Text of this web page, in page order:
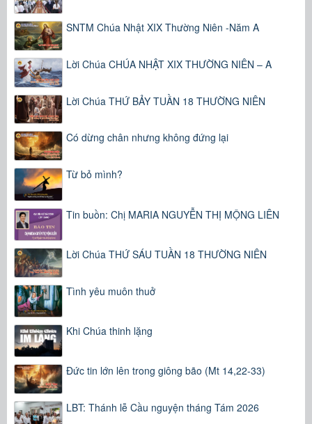
SNTM Chúa Nhật XIX Thường Niên -Năm A
Lời Chúa CHÚA NHẬT XIX THƯỜNG NIÊN – A
Lời Chúa THỨ BẢY TUẦN 18 THƯỜNG NIÊN
Có dừng chân nhưng không đứng lại
Từ bỏ mình?
Tin buồn: Chị MARIA NGUYỄN THỊ MỘNG LIÊN
Lời Chúa THỨ SÁU TUẦN 18 THƯỜNG NIÊN
Tình yêu muôn thuở
Khi Chúa thinh lặng
Đức tin lớn lên trong giông bão (Mt 14,22-33)
LBT: Thánh lễ Cầu nguyện tháng Tám 2026